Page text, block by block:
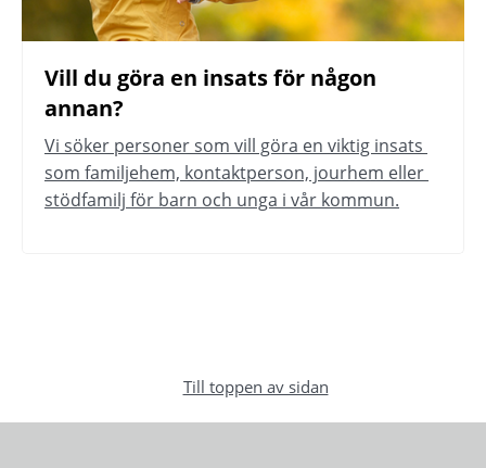
Vill du göra en insats för någon
annan?
Vi söker personer som vill göra en viktig insats
som familjehem, kontaktperson, jourhem eller
stödfamilj för barn och unga i vår kommun.
Till toppen av sidan